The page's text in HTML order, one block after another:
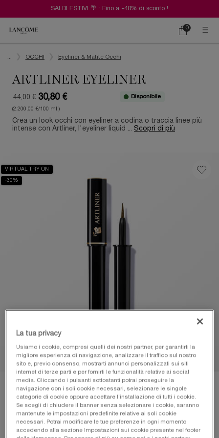
SALDI ESTIVI 🌴 : Fino a -40% di sconto !
Carrello
0
0 prodotto
OCCHI Eyeliner & Matite Occhi
ARTLINER EYELINER
Old price
44,00 €
New price
30,80 €
(2.200,00 €/100 ml.)
Disponibile
Crea un look occhi con eyeliner a codina o traccia linee più
intense con Artliner, l'eyeliner liquid ... Scopri di più
VIRTUAL TRY ON
-30%
VIRTUAL TRY-ON ARTLINER EYELINER
La tua privacy
Usiamo i cookie, compresi quelli dei nostri partner, per garantirti la
migliore esperienza di navigazione, analizzare il traffico sul nostro
sito e, previo consenso, mostrarti annunci personalizzati sui siti
internet di terze parti e per fornirti le funzionalità relative ai social
media. Cliccando i pulsanti sottostanti potrai proseguire la
navigazione con i soli cookie necessari, selezionare le singole
categorie di cookie oppure accettare l’installazione di tutti i cookie.
Se scegli di chiudere il banner senza selezionare i cookie, saranno
mantenute le impostazioni predefinite relative ai soli cookie
necessari. Potrai modificare le tue preferenze in ogni momento
accedendo alla sezione Impostazioni sui cookie presente nel footer